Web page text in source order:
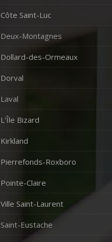
Côte Saint-Luc
Deux-Montagnes
Dollard-des-Ormeaux
Dorval
Laval
L'Île Bizard
Kirkland
Pierrefonds-Roxboro
Pointe-Claire
Ville Saint-Laurent
Saint-Eustache